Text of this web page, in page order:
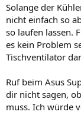
Solange der
nicht einfach so
so laufen lassen.
es kein Problem
Tischventilator
Ruf beim Asus
dir nicht sagen,
muss. Ich würde